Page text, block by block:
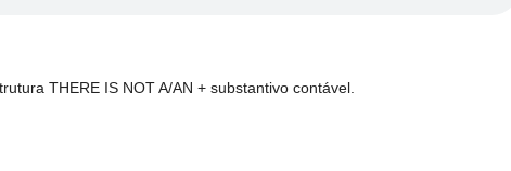
THERE IS NOT A/AN + substantivo contável.